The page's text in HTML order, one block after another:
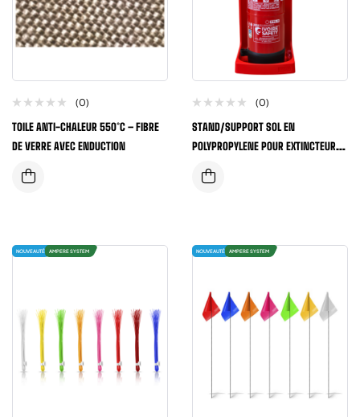
(0)
TOILE ANTI-CHALEUR 550°C – FIBRE
DE VERRE AVEC ENDUCTION
(0)
STAND/SUPPORT SOL EN
POLYPROPYLENE POUR EXTINCTEUR
FRAME SIMPLE COULEUR ROUGE
NOUVEAUTÉ AMPERE SYSTEM NOUVEAUTÉ AMPERE SYSTEM